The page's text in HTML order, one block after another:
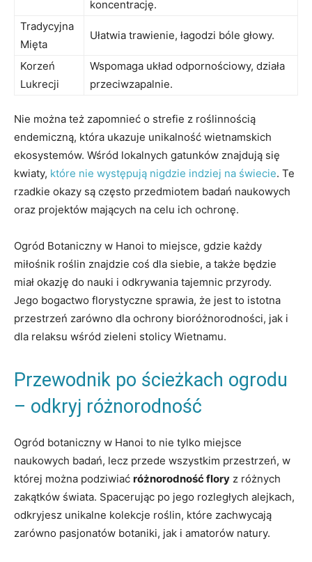
koncentrację.
Tradycyjna
Mięta
Ułatwia trawienie, łagodzi bóle głowy.
Korzeń
Lukrecji
Wspomaga układ odpornościowy, działa
przeciwzapalnie.
Nie można też zapomnieć o strefie z roślinnością
endemiczną, która ukazuje unikalność wietnamskich
ekosystemów. Wśród lokalnych gatunków znajdują się
kwiaty, które nie występują nigdzie indziej na świecie. Te
rzadkie okazy są często przedmiotem badań naukowych
oraz projektów mających na celu ich ochronę.
Ogród Botaniczny w Hanoi to miejsce, gdzie każdy
miłośnik roślin znajdzie coś dla siebie, a także będzie
miał okazję do nauki i odkrywania tajemnic przyrody.
Jego bogactwo florystyczne sprawia, że jest to istotna
przestrzeń zarówno dla ochrony bioróżnorodności, jak i
dla relaksu wśród zieleni stolicy Wietnamu.
Przewodnik po ścieżkach ogrodu
– odkryj różnorodność
Ogród botaniczny w Hanoi to nie tylko miejsce
naukowych badań, lecz przede wszystkim przestrzeń, w
której można podziwiać różnorodność flory z różnych
zakątków świata. Spacerując po jego rozległych alejkach,
odkryjesz unikalne kolekcje roślin, które zachwycają
zarówno pasjonatów botaniki, jak i amatorów natury.